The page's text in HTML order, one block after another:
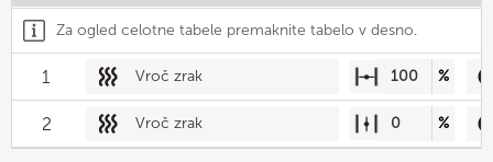
Za ogled celotne tabele premaknite tabelo v desno.
1 Vroč zrak 100 %
2 Vroč zrak 0 %